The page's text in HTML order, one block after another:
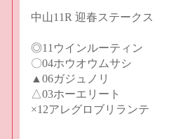
中山11R 迎春ステークス
◎11ウインルーティン
〇04ホウオウムサシ
▲06ガジュノリ
△03ホーエリート
×12アレグロブリランテ